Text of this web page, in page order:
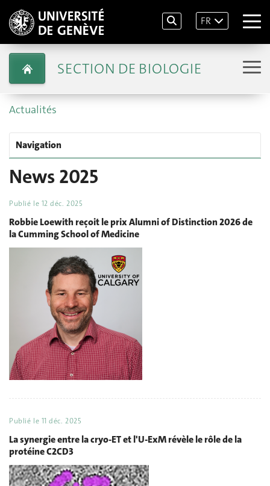
FR
SECTION DE BIOLOGIE
Actualités
Navigation
News 2025
Publié le 12 déc. 2025
Robbie Loewith reçoit le prix Alumni of Distinction 2026 de
la Cumming School of Medicine
Publié le 11 déc. 2025
La synergie entre la cryo-ET et l'U-ExM révèle le rôle de la
protéine C2CD3